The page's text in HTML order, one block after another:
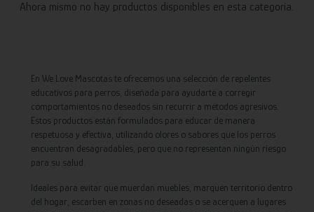
Ahora mismo no hay productos disponibles en esta categoría.
En We Love Mascotas te ofrecemos una selección de repelentes
educativos para perros, diseñada para ayudarte a corregir
comportamientos no deseados sin recurrir a métodos agresivos.
Estos productos están formulados para educar de manera
respetuosa y efectiva, utilizando olores o sabores que los perros
encuentran desagradables, pero que no representan ningún riesgo
para su salud.
Ideales para evitar que muerdan muebles, marquen territorio dentro
del hogar, escarben en zonas no deseadas o se acerquen a lugares